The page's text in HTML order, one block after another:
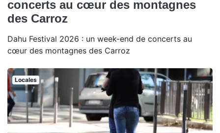
concerts au cœur des montagnes
des Carroz
Dahu Festival 2026 : un week-end de concerts au
cœur des montagnes des Carroz
Locales